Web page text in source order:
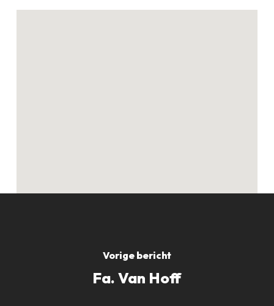
Vorige bericht
Fa. Van Hoff